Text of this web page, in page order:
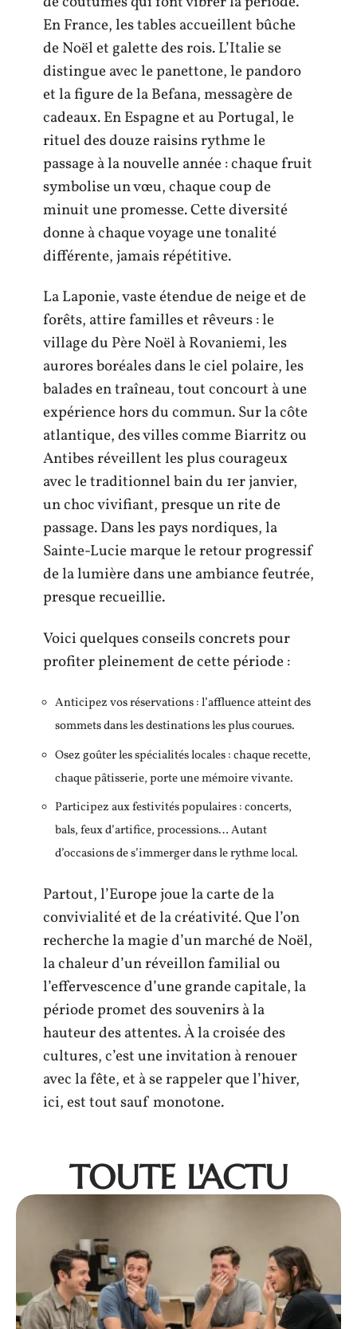
En France, les tables accueillent bûche
de Noël et galette des rois. L’Italie se
distingue avec le panettone, le pandoro
et la figure de la Befana, messagère de
cadeaux. En Espagne et au Portugal, le
rituel des douze raisins rythme le
passage à la nouvelle année : chaque fruit
symbolise un vœu, chaque coup de
minuit une promesse. Cette diversité
donne à chaque voyage une tonalité
différente, jamais répétitive.
La Laponie, vaste étendue de neige et de
forêts, attire familles et rêveurs : le
village du Père Noël à Rovaniemi, les
aurores boréales dans le ciel polaire, les
balades en traîneau, tout concourt à une
expérience hors du commun. Sur la côte
atlantique, des villes comme Biarritz ou
Antibes réveillent les plus courageux
avec le traditionnel bain du 1er janvier,
un choc vivifiant, presque un rite de
passage. Dans les pays nordiques, la
Sainte-Lucie marque le retour progressif
de la lumière dans une ambiance feutrée,
presque recueillie.
Voici quelques conseils concrets pour
profiter pleinement de cette période :
Anticipez vos réservations : l’affluence atteint des
sommets dans les destinations les plus courues.
Osez goûter les spécialités locales : chaque recette,
chaque pâtisserie, porte une mémoire vivante.
Participez aux festivités populaires : concerts,
bals, feux d’artifice, processions… Autant
d’occasions de s’immerger dans le rythme local.
Partout, l’Europe joue la carte de la
convivialité et de la créativité. Que l’on
recherche la magie d’un marché de Noël,
la chaleur d’un réveillon familial ou
l’effervescence d’une grande capitale, la
période promet des souvenirs à la
hauteur des attentes. À la croisée des
cultures, c’est une invitation à renouer
avec la fête, et à se rappeler que l’hiver,
ici, est tout sauf monotone.
TOUTE L'ACTU